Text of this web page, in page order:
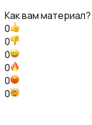
Как вам материал?
0
0
0
0
0
0